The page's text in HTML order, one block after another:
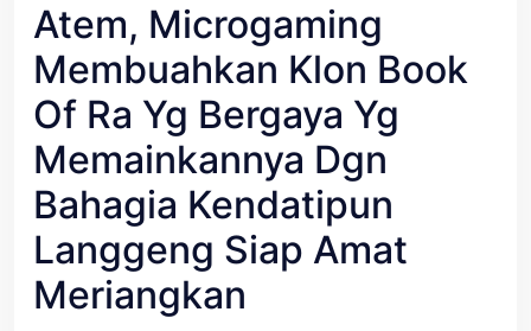
Atem, Microgaming
Membuahkan Klon Book
Of Ra Yg Bergaya Yg
Memainkannya Dgn
Bahagia Kendatipun
Langgeng Siap Amat
Meriangkan